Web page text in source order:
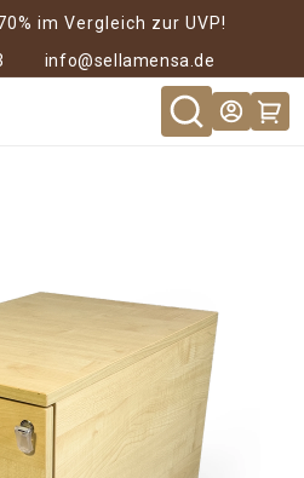
im Vergleich zur UVP!
info@sellamensa.de